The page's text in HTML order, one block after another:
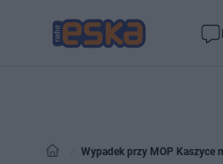
Wypadek przy MOP Kaszyce